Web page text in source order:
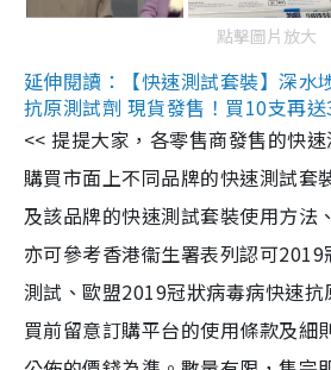
點擊圖片放大
延伸閱讀：【快速測試套裝】深水
抗原測試劑 現貨發售！買10支再
<< 提提大家，各零售商發售的快速
購買市面上不同品牌的快速測試套
及該品牌的快速測試套裝使用方法
亦可參考香港衞生署表列認可
測試、歐盟2019冠狀病毒病快速
買前留意訂購平台的使用條款及細